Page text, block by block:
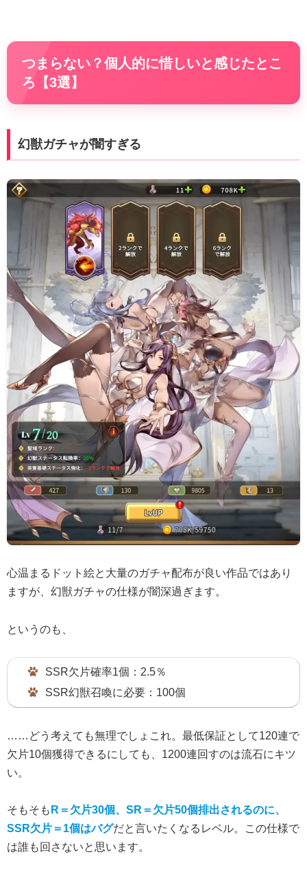
つまらない？個人的に惜しいと感じたとこ
ろ【3選】
幻獣ガチャが闇すぎる
心温まるドット絵と大量のガチャ配布が良い作品ではあり
ますが、幻獣ガチャの仕様が闇深過ぎます。
というのも、
SSR欠片確率1個：2.5％
SSR幻獣召喚に必要：100個
……どう考えても無理でしょこれ。最低保証として120連で
欠片10個獲得できるにしても、1200連回すのは流石にキツ
い。
そもそも R＝欠片30個、SR＝欠片50個排出されるのに、
SSR欠片＝1個はバグだと言いたくなるレベル。この仕様で
は誰も回さないと思います。